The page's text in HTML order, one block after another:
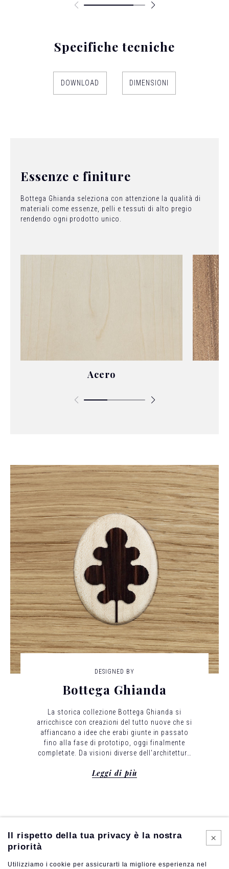
Specifiche tecniche
DOWNLOAD DIMENSIONI
Essenze e finiture
Bottega Ghianda seleziona con attenzione la qualità di
materiali come essenze, pelli e tessuti di alto pregio
rendendo ogni prodotto unico.
Acero
DESIGNED BY
Bottega Ghianda
La storica collezione Bottega Ghianda si
arricchisce con creazioni del tutto nuove che si
affiancano a idee che erabi giunte in passato
fino alla fase di prototipo, oggi finalmente
completate.
Da visioni diverse dell'architettura
declinate nel segno del legno: un nuovo tratto
Leggi di più
Il rispetto della tua privacy è la nostra
priorità
Utilizziamo i cookie per assicurarti la migliore esperienza nel